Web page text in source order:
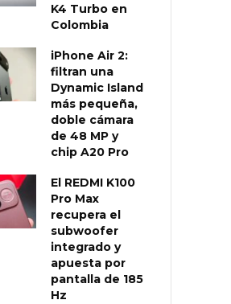
K4 Turbo en
Colombia
iPhone Air 2:
filtran una
Dynamic Island
más pequeña,
doble cámara
de 48 MP y
chip A20 Pro
El REDMI K100
Pro Max
recupera el
subwoofer
integrado y
apuesta por
pantalla de 185
Hz